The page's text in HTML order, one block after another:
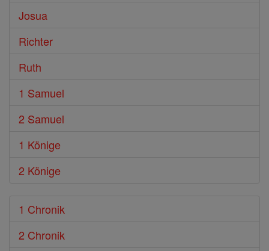
Josua
Richter
Ruth
1 Samuel
2 Samuel
1 Könige
2 Könige
1 Chronik
2 Chronik